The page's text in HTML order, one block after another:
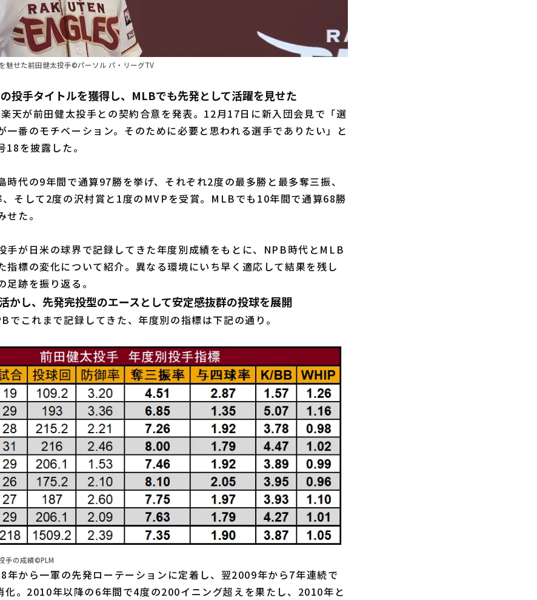
魅せた前田健太投手©パーソル パ・リーグTV
投手タイトルを獲得し、MLBでも先発として活躍を見せた
天が前田健太投手との契約合意を発表。12月17日に新入団会見で「選
一番のモチベーション。そのために必要と思われる選手でありたい」と
18を披露した。
代の9年間で通算97勝を挙げ、それぞれ2度の最多勝と最多奪三振、
そして2度の沢村賞と1度のMVPを受賞。MLBでも10年間で通算68勝
た。
手が日米の球界で記録してきた年度別成績をもとに、NPB時代とMLB
指標の変化について紹介。異なる環境にいち早く適応して結果を残し
跡を振り返る。
かし、先発完投型のエースとして安定感抜群の投球を展開
これまで記録してきた、年度別の指標は下記の通り。
手の成績©PLM
から一軍の先発ローテーションに定着し、翌2009年から7年連続で
化。2010年以降の6年間で4度の200イニング超えを果たし、2010年と